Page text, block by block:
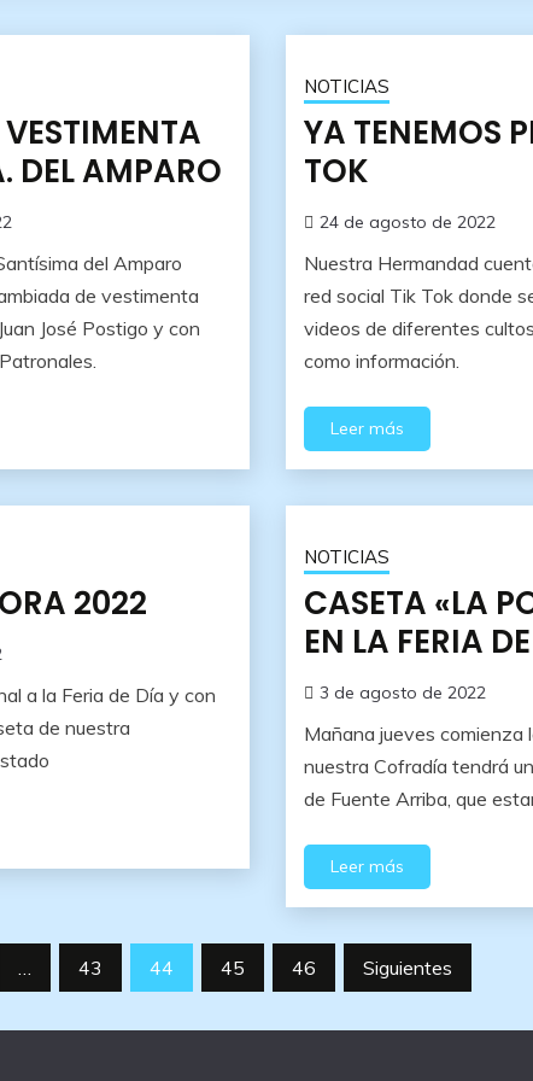
DEL AMPARO
del Amparo
de vestimenta
José Postigo y con
NOTICIAS
YA TENEMOS
TOK
24 de agosto de 2022
Nuestra Hermandad
red social Tik Tok donde
videos de diferentes
como información.
Leer más
2022
a la Feria de Día y con
de nuestra
NOTICIAS
CASETA «LA
EN LA FERIA
3 de agosto de 2022
Mañana jueves comienza
nuestra Cofradía tendrá
de Fuente Arriba, que
Leer más
… 43 44 45 46 Siguientes